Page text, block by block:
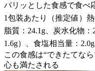
パリッとした食感で食べ
1包装あたり（推定値）熱
脂質：24.1g、炭水化物：
1.6g）、食塩相当量：2.0g
この食感は“できたてな
心も満たされる